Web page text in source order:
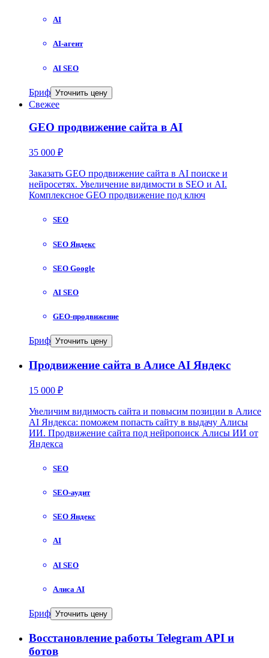
AI
AI-агент
AI SEO
Бриф Уточнить цену
Свежее
GEO продвижение сайта в AI
35 000 ₽
Заказать GEO продвижение сайта в AI поиске и
нейросетях. Увеличение видимости в SEO и AI.
Комплексное GEO продвижение под ключ
SEO
SEO Яндекс
SEO Google
AI SEO
GEO-продвижение
Бриф Уточнить цену
Продвижение сайта в Алисе AI Яндекс
15 000 ₽
Увеличим видимость сайта и повысим позиции в Алисе
AI Яндекса: поможем попасть сайту в выдачу Алисы
ИИ. Продвижение сайта под нейропоиск Алисы ИИ от
Яндекса
SEO
SEO-аудит
SEO Яндекс
AI
AI SEO
Алиса AI
Бриф Уточнить цену
Восстановление работы Telegram API и
ботов